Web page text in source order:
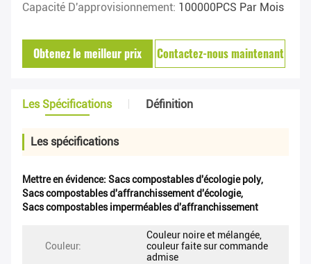
Capacité D'approvisionnement: 100000PCS Par Mois
Obtenez le meilleur prix Contactez-nous maintenant
Les Spécifications Définition
Les spécifications
Mettre en évidence: Sacs compostables d'écologie poly,
Sacs compostables d'affranchissement d'écologie,
Sacs compostables imperméables d'affranchissement
Couleur:
Couleur noire et mélangée,
couleur faite sur commande
admise